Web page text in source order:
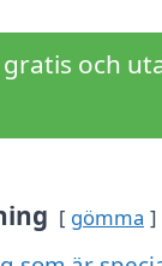
och
gömma